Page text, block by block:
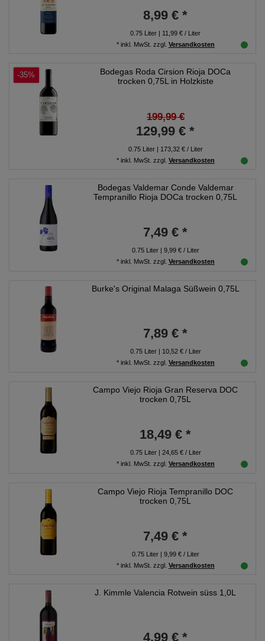
8,99 € *
0.75 Liter | 11,99 € / Liter
* inkl. MwSt. zzgl. Versandkosten
-35%
Bodegas Roda Cirsion Rioja DOCa
trocken 0,75L in Holzkiste
199,99 €
129,99 € *
0.75Liter| 173,32 € / Liter
* inkl. MwSt. zzgl. Versandkosten
Bodegas Valdemar Conde Valdemar
Tempranillo Rioja DOCa trocken 0,75L
7,49 € *
0.75Liter| 9,99 € / Liter
* inkl. MwSt. zzgl. Versandkosten
Burke's Original Malaga Süßwein 0,75L
7,89 € *
0.75Liter| 10,52 € / Liter
* inkl. MwSt. zzgl. Versandkosten
Campo Viejo Rioja Gran Reserva DOC
trocken 0,75L
18,49 € *
0.75Liter| 24,65 € / Liter
* inkl. MwSt. zzgl. Versandkosten
Campo Viejo Rioja Tempranillo DOC
trocken 0,75L
7,49 € *
0.75Liter| 9,99 € / Liter
* inkl. MwSt. zzgl. Versandkosten
J. Kimmle Valencia Rotwein süss 1,0L
4,99 € *